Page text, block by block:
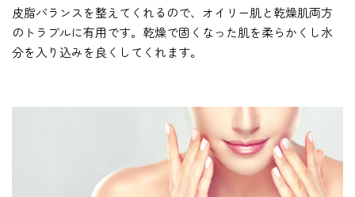
皮脂バランスを整えてくれるので、オイリー肌と乾燥肌両方
のトラブルに有用です。乾燥で固くなった肌を柔らかくし水
分を入り込みを良くしてくれます。